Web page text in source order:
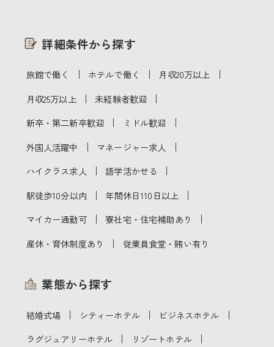
詳細条件から探す
旅館で働く ｜ ホテルで働く ｜ 月収20万以上 ｜
月収25万以上 ｜ 未経験者歓迎 ｜
新卒・第二新卒歓迎 ｜ ミドル歓迎 ｜
外国人活躍中 ｜ マネージャー求人 ｜
ハイクラス求人 ｜ 語学活かせる ｜
駅徒歩10分以内 ｜ 年間休日110日以上 ｜
マイカー通勤可 ｜ 寮社宅・住宅補助あり ｜
産休・育休制度あり ｜ 従業員食堂・賄い有り
業態から探す
結婚式場 ｜ シティーホテル ｜ ビジネスホテル ｜
ラグジュアリーホテル ｜ リゾートホテル ｜